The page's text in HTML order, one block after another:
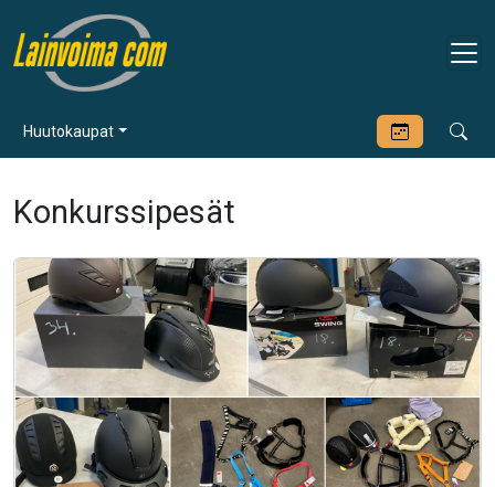
Huutokaupat
Konkurssipesät